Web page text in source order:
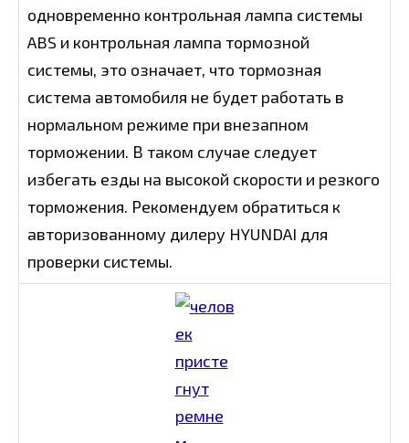
одновременно контрольная лампа системы
ABS и контрольная лампа тормозной
системы, это означает, что тормозная
система автомобиля не будет работать в
нормальном режиме при внезапном
торможении. В таком случае следует
избегать езды на высокой скорости и резкого
торможения. Рекомендуем обратиться к
авторизованному дилеру HYUNDAI для
проверки системы.